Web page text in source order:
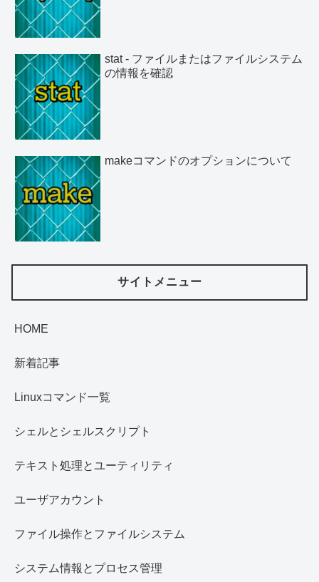
stat - ファイルまたはファイルシステム
の情報を確認
makeコマンドのオプションについて
サイトメニュー
HOME
新着記事
Linuxコマンド一覧
シェルとシェルスクリプト
テキスト処理とユーティリティ
ユーザアカウント
ファイル操作とファイルシステム
システム情報とプロセス管理